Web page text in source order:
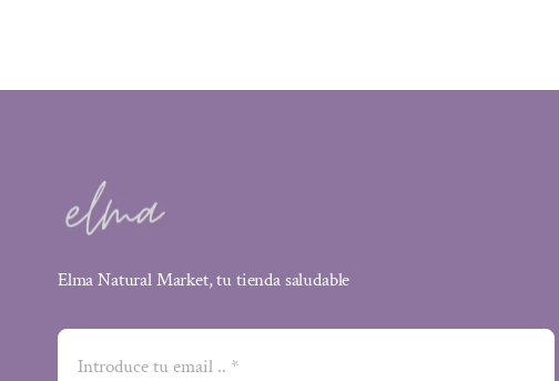
Elma Natural Market, tu tienda saludable